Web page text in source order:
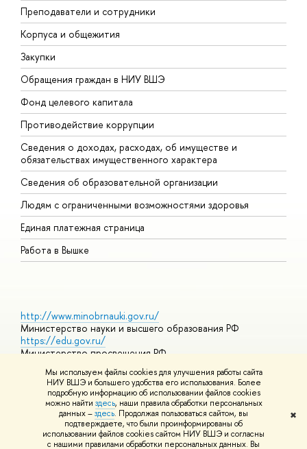
Мы используем файлы cookies для улучшения работы сайта
НИУ ВШЭ и большего удобства его использования. Более
подробную информацию об использовании файлов cookies
можно найти здесь, наши правила обработки персональных
данных –здесь. Продолжая пользоваться сайтом, вы
подтверждаете, что были проинформированы об
использовании файлов cookies сайтом НИУ ВШЭ и согласны
с нашими правилами обработки персональных данных. Вы
✖
Преподаватели и сотрудники
Корпуса и общежития
Закупки
Обращения граждан в НИУ ВШЭ
Фонд целевого капитала
Противодействие коррупции
Сведения о доходах, расходах, об имуществе и
обязательствах имущественного характера
Сведения об образовательной организации
Людям с ограниченными возможностями здоровья
Единая платежная страница
Работа в Вышке
http://www.minobrnauki.gov.ru/
Министерство науки и высшего образования РФ
https://edu.gov.ru/
Министерство просвещения РФ
https://elearning.hse.ru/mooc
Массовые открытые онлайн-курсы
© НИУ ВШЭ 1993–2026 Адреса и контактыУсловия
использования материалов Политика конфиденциальности